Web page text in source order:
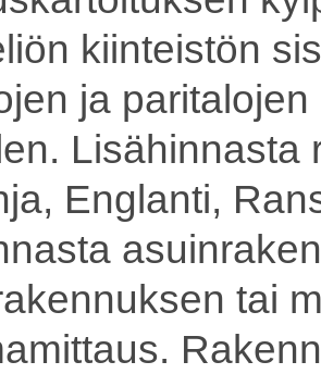
kiinteistön
ja
Lisähinnasta
Englanti,
tai